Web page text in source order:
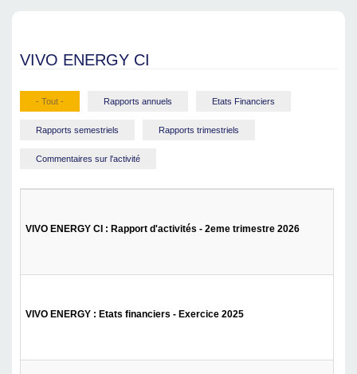
VIVO ENERGY CI
- Tout - Rapports annuels Etats Financiers
Rapports semestriels Rapports trimestriels
Commentaires sur l'activité
VIVO ENERGY CI : Rapport d'activités - 2eme trimestre 2026
VIVO ENERGY : Etats financiers - Exercice 2025